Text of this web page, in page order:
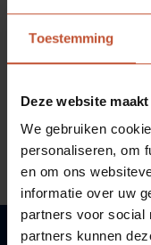
Toestemming
Deze website
We gebruiken
personaliseren, om
en om ons
informatie over uw
partners voor social
partners kunnen
Technische
Veelgestelde
krijg je een SVO
gewenst is deze te
Bekijk de